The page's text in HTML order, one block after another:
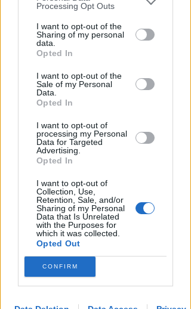
disclosure of your personal information
by third parties on the IAB’s list of
downstream participants.
by us to third parties on the IAB’s List of
Downstream Participants that may
further disclose it to other third parties.
Processing Opt Outs
I want to opt-out of the
Sharing of my personal
data.
Opted In
I want to opt-out of the
Sale of my Personal
Data.
Opted In
I want to opt-out of
processing my Personal
Data for Targeted
Advertising.
Opted In
I want to opt-out of
Collection, Use,
Retention, Sale, and/or
Sharing of my Personal
Data that Is Unrelated
with the Purposes for
which it was collected.
Opted Out
CONFIRM
UN 2026 SPARTIACQUE
Un semestre in crescita.
Presente, futuro e "nodi" da
Andrea Polazzi